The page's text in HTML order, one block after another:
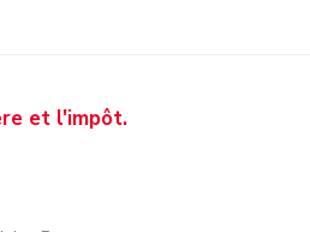
et l'impôt.